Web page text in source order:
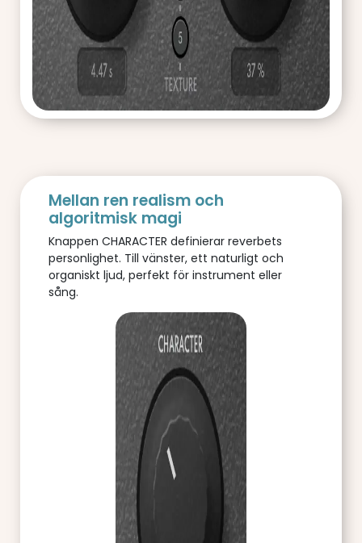
Mellan ren realism och
algoritmisk magi
Knappen CHARACTER definierar reverbets
personlighet. Till vänster, ett naturligt och
organiskt ljud, perfekt för instrument eller
sång.